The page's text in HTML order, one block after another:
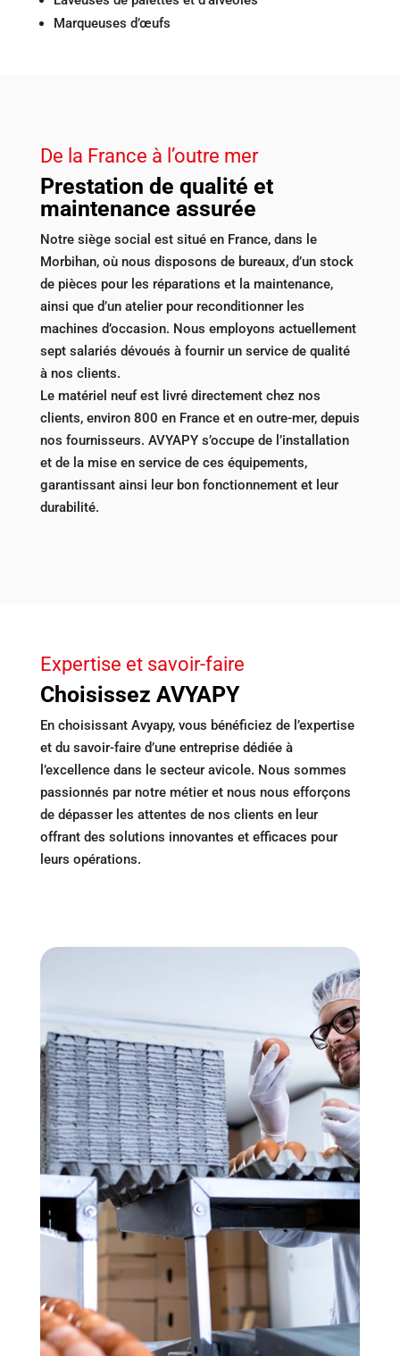
Marqueuses d’œufs
De la France à l’outre mer
Prestation de qualité et
maintenance assurée
Notre siège social est situé en France, dans le
Morbihan, où nous disposons de bureaux, d’un stock
de pièces pour les réparations et la maintenance,
ainsi que d’un atelier pour reconditionner les
machines d’occasion. Nous employons actuellement
sept salariés dévoués à fournir un service de qualité
à nos clients.
Le matériel neuf est livré directement chez nos
clients, environ 800 en France et en outre-mer, depuis
nos fournisseurs. AVYAPY s’occupe de l’installation
et de la mise en service de ces équipements,
garantissant ainsi leur bon fonctionnement et leur
durabilité.
Expertise et savoir-faire
Choisissez AVYAPY
En choisissant Avyapy, vous bénéficiez de l’expertise
et du savoir-faire d’une entreprise dédiée à
l’excellence dans le secteur avicole. Nous sommes
passionnés par notre métier et nous nous efforçons
de dépasser les attentes de nos clients en leur
offrant des solutions innovantes et efficaces pour
leurs opérations.